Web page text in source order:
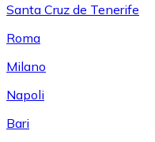
Santa Cruz de Tenerife
Roma
Milano
Napoli
Bari